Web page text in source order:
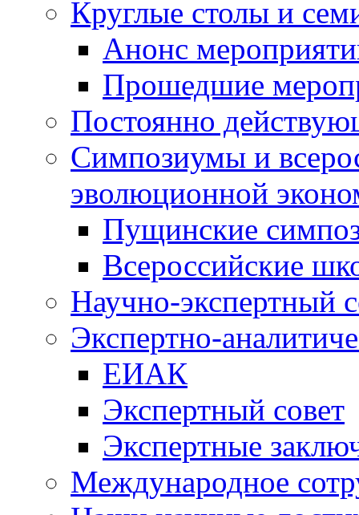
Круглые столы и
Анонс
Прошедшие
Постоянно
Симпозиумы и
эволюционной
Пущинские
Всероссийские
Научно-экспертный
Экспертно-
ЕИАК
Экспертный совет
Экспертные
Международное